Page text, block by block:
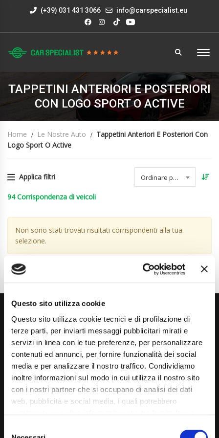
Questo sito utilizza cookie
Questo sito utilizza cookie tecnici e di profilazione di
terze parti, per inviarti messaggi pubblicitari mirati e
servizi in linea con le tue preferenze, per personalizzare
contenuti ed annunci, per fornire funzionalità dei social
media e per analizzare il nostro traffico. Condividiamo
inoltre informazioni sul modo in cui utilizza il nostro sito
con i nostri partner che si occupano di analisi dei dati
web, pubblicità e social media, i quali potrebbero
mera chiusura del banner non comporta l’accettazione
(+39) 031 431 3066 info@carspecialist.eu
TAPPETINI ANTERIORI E POSTERIORI
CON LOGO SPORT O ACTIVE
Home Le Nostre Auto
Tappetini Anteriori E Posteriori Con
Logo Sport O Active
Applica filtri Ordinare per data
94 Corrispondenza di veicoli
Non sono stati trovati risultati corrispondenti alla tua
selezione.
Via Giuditta Pasta 2, Como (CO) 22100
(+39) 031 431 3066
info@carspecialist.eu